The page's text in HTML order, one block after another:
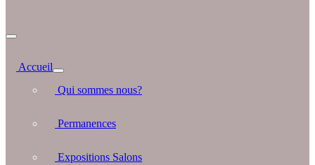
Accueil
Qui sommes nous?
Permanences
Expositions Salons